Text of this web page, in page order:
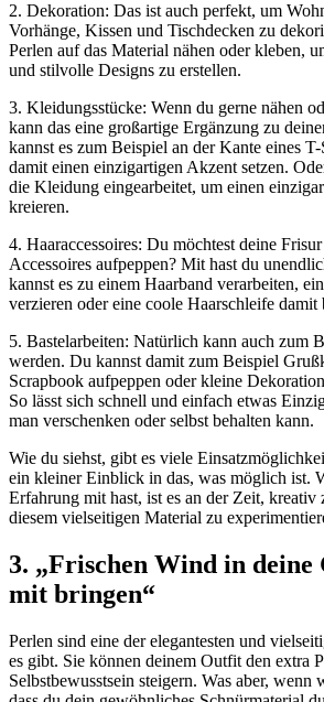
2. Dekoration: Das ist auch perfekt, um
Vorhänge, Kissen und Tischdecken zu
Perlen auf das Material nähen oder kleben,
und stilvolle Designs zu erstellen.
3. Kleidungsstücke: Wenn du gerne nähen
kann das eine großartige Ergänzung zu
kannst es zum Beispiel an der Kante eines
damit einen einzigartigen Akzent setzen.
die Kleidung eingearbeitet, um einen
kreieren.
4. Haaraccessoires: Du möchtest deine
Accessoires aufpeppen? Mit hast du
kannst es zu einem Haarband verarbeiten,
verzieren oder eine coole Haarschleife damit
5. Bastelarbeiten: Natürlich kann auch zum
werden. Du kannst damit zum Beispiel
Scrapbook aufpeppen oder kleine
So lässt sich schnell und einfach etwas
man verschenken oder selbst behalten kann.
Wie du siehst, gibt es viele
ein kleiner Einblick in das, was möglich ist.
Erfahrung mit hast, ist es an der Zeit, kreativ
diesem vielseitigen Material zu
3. „Frischen Wind in deine
mit bringen“
Perlen sind eine der elegantesten und
es gibt. Sie können deinem Outfit den extra
Selbstbewusstsein steigern. Was aber, wenn